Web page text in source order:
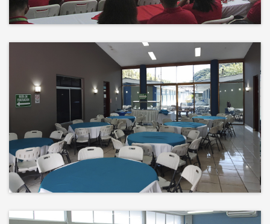
El éxito no es solo un destino, es el
impacto que dejamos en el
camino